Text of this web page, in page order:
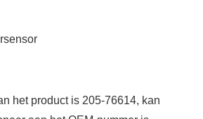
het product is 205-76614, kan